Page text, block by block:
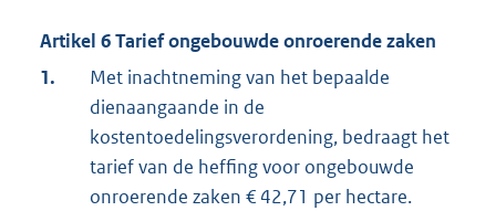
Artikel 6 Tarief ongebouwde onroerende zaken
1.
Met inachtneming van het bepaalde
dienaangaande in de
kostentoedelingsverordening, bedraagt het
tarief van de heffing voor ongebouwde
onroerende zaken € 42,71 per hectare.